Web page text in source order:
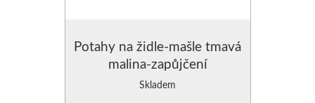
Potahy na židle-mašle tmavá
malina-zapůjčení
Skladem